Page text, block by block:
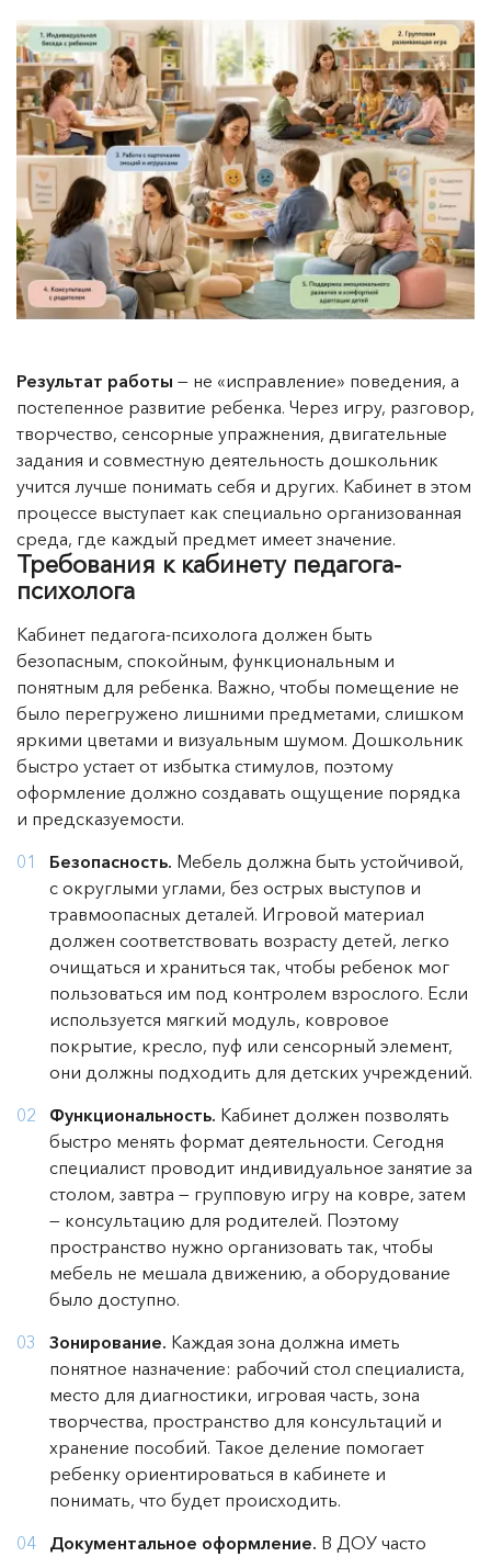
Результат работы — не «исправление» поведения, а
постепенное развитие ребенка. Через игру, разговор,
творчество, сенсорные упражнения, двигательные
задания и совместную деятельность дошкольник
учится лучше понимать себя и других. Кабинет в этом
процессе выступает как специально организованная
среда, где каждый предмет имеет значение.
Требования к кабинету педагога-
психолога
Кабинет педагога-психолога должен быть
безопасным, спокойным, функциональным и
понятным для ребенка. Важно, чтобы помещение не
было перегружено лишними предметами, слишком
яркими цветами и визуальным шумом. Дошкольник
быстро устает от избытка стимулов, поэтому
оформление должно создавать ощущение порядка
и предсказуемости.
Безопасность. Мебель должна быть устойчивой,
с округлыми углами, без острых выступов и
травмоопасных деталей. Игровой материал
должен соответствовать возрасту детей, легко
очищаться и храниться так, чтобы ребенок мог
пользоваться им под контролем взрослого. Если
используется мягкий модуль, ковровое
покрытие, кресло, пуф или сенсорный элемент,
они должны подходить для детских учреждений.
Функциональность. Кабинет должен позволять
быстро менять формат деятельности. Сегодня
специалист проводит индивидуальное занятие за
столом, завтра — групповую игру на ковре, затем
— консультацию для родителей. Поэтому
пространство нужно организовать так, чтобы
мебель не мешала движению, а оборудование
было доступно.
Зонирование. Каждая зона должна иметь
понятное назначение: рабочий стол специалиста,
место для диагностики, игровая часть, зона
творчества, пространство для консультаций и
хранение пособий. Такое деление помогает
ребенку ориентироваться в кабинете и
понимать, что будет происходить.
Документальное оформление. В ДОУ часто